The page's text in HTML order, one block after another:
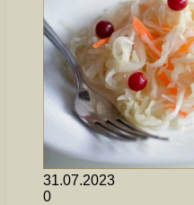
31.07.2023
0